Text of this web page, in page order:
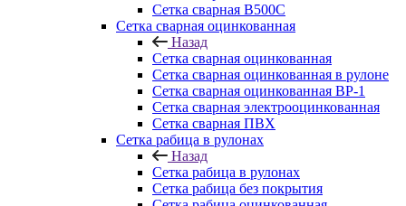
Сетка сварная В500С
Сетка сварная оцинкованная
Назад
Сетка сварная оцинкованная
Сетка сварная оцинкованная в рулоне
Сетка сварная оцинкованная ВР-1
Сетка сварная электрооцинкованная
Сетка сварная ПВХ
Сетка рабица в рулонах
Назад
Сетка рабица в рулонах
Сетка рабица без покрытия